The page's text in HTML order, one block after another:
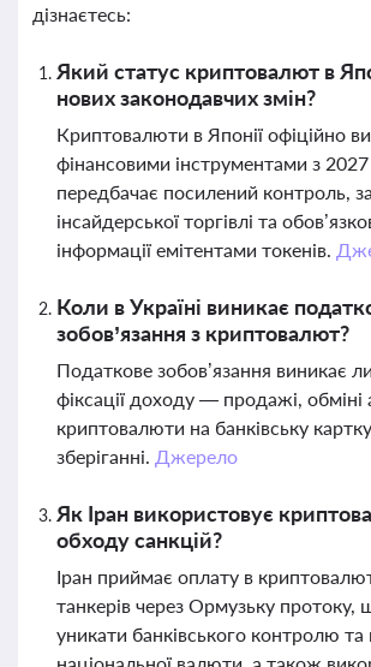
дізнаєтесь:
Який статус криптовалют в
нових законодавчих змін?
Криптовалюти в Японії офіційно
фінансовими інструментами з
передбачає посилений контроль,
інсайдерської торгівлі та
інформації емітентами токенів.
Коли в Україні виникає
зобов’язання з криптовалют?
Податкове зобов’язання виникає
фіксації доходу — продажі, обміні
криптовалюти на банківську
зберіганні. Джерело
Як Іран використовує
обходу санкцій?
Іран приймає оплату в
танкерів через Ормузьку протоку,
уникати банківського контролю та